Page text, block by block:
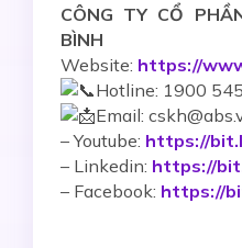
CÔNG TY CỔ
BÌNH
Website: https://
Hotline: 1900
Email:
–Youtube: https://
– Linkedin: https://
– Facebook: https://